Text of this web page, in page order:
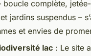
boucle complète, jetée-
jardins suspendus –
et envies de
lac : Le site